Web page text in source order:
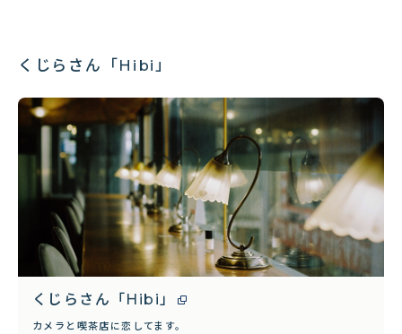
くじらさん「Hibi」
くじらさん「Hibi」
カメラと喫茶店に恋してます。